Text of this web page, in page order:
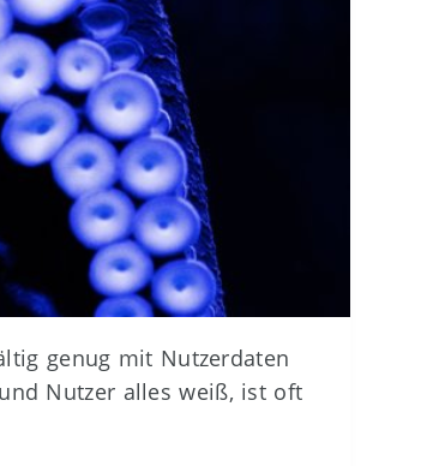
genug mit Nutzerdaten
Nutzer alles weiß, ist oft